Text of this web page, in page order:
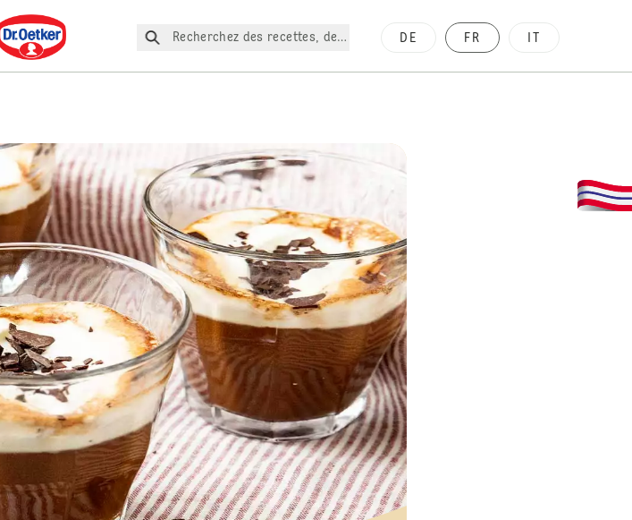
Dr. Oetker
Recherchez des recettes, des produits, etc.
DE FR